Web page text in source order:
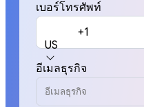
เบอร์โทรศัพท์
US
+1
อีเมลธุรกิจ